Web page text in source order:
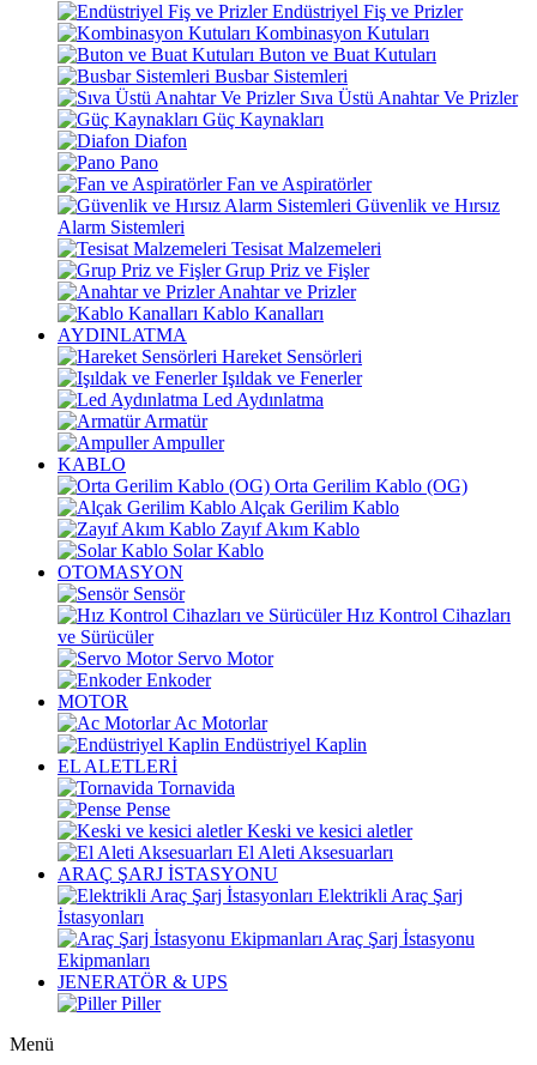
Endüstriyel Fiş ve Prizler
Kombinasyon Kutuları
Buton ve Buat Kutuları
Busbar Sistemleri
Sıva Üstü Anahtar Ve Prizler
Güç Kaynakları
Diafon
Pano
Fan ve Aspiratörler
Güvenlik ve Hırsız
Alarm Sistemleri
Tesisat Malzemeleri
Grup Priz ve Fişler
Anahtar ve Prizler
Kablo Kanalları
AYDINLATMA
Hareket Sensörleri
Işıldak ve Fenerler
Led Aydınlatma
Armatür
Ampuller
KABLO
Orta Gerilim Kablo (OG)
Alçak Gerilim Kablo
Zayıf Akım Kablo
Solar Kablo
OTOMASYON
Sensör
Hız Kontrol Cihazları
ve Sürücüler
Servo Motor
Enkoder
MOTOR
Ac Motorlar
Endüstriyel Kaplin
EL ALETLERİ
Tornavida
Pense
Keski ve kesici aletler
El Aleti Aksesuarları
ARAÇ ŞARJ İSTASYONU
Elektrikli Araç Şarj
İstasyonları
Araç Şarj İstasyonu
Ekipmanları
JENERATÖR & UPS
Piller
Menü